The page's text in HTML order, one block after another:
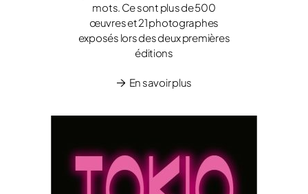
mots. Ce sont plus de 500
œuvres et 21 photographes
exposés lors des deux premières
éditions
En savoir plus